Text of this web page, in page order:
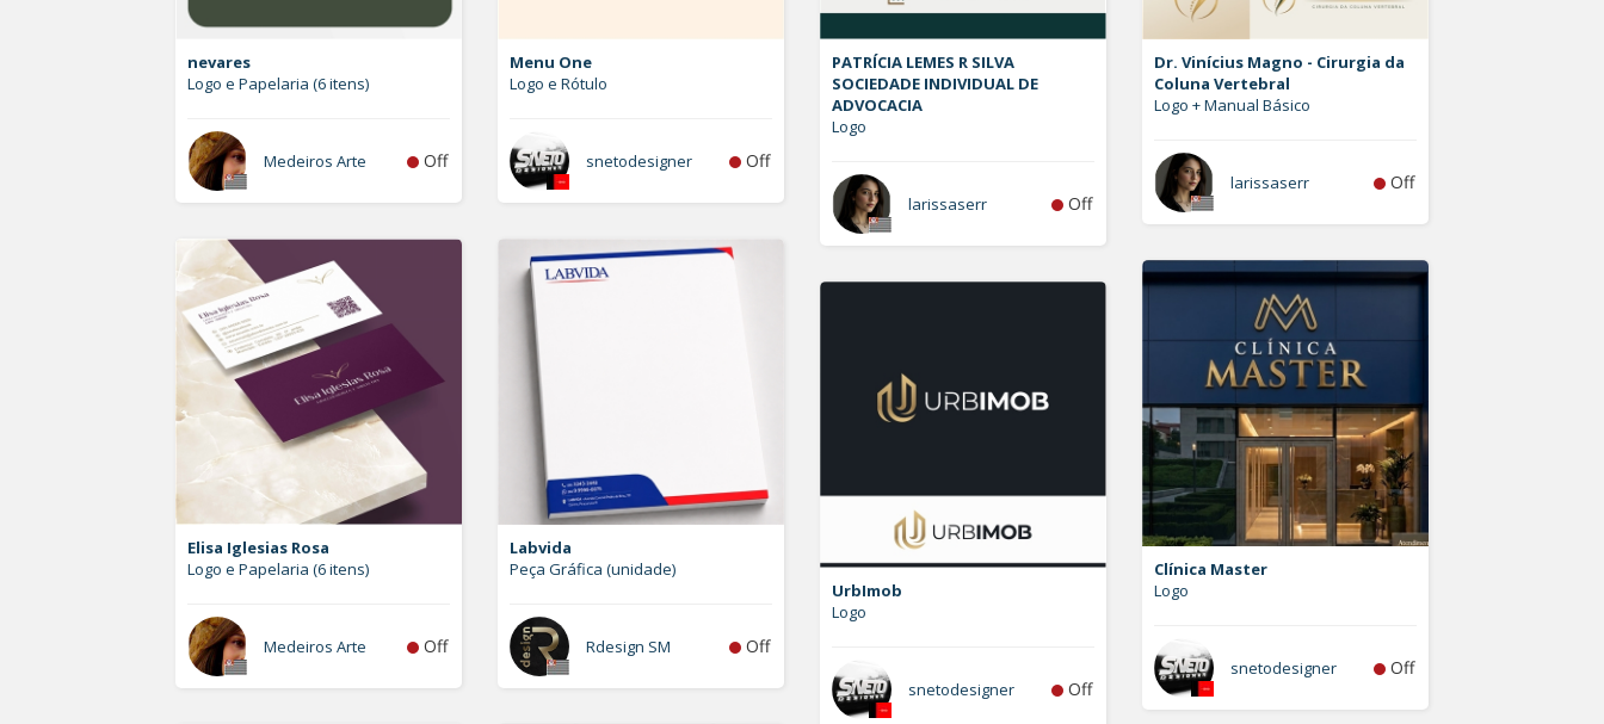
nevares
Logo e Papelaria (6 itens)
Medeiros Arte Off
Menu One
Logo e Rótulo
snetodesigner Off
PATRÍCIA LEMES R SILVA
SOCIEDADE INDIVIDUAL DE
ADVOCACIA
Logo
larissaserr Off
Dr. Vinícius Magno - Cirurgia da
Coluna Vertebral
Logo + Manual Básico
larissaserr Off
Elisa Iglesias Rosa
Logo e Papelaria (6 itens)
Medeiros Arte Off
Labvida
Peça Gráfica (unidade)
Rdesign SM Off
Clínica Master
Logo
snetodesigner Off
UrbImob
Logo
snetodesigner Off